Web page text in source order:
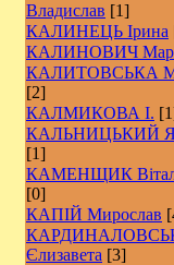
Владислав [1]
КАЛИНЕЦЬ Ірина
КАЛИНОВИЧ
КАЛИТОВСЬКА
[2]
КАЛМИКОВА І.
КАЛЬНИЦЬКИЙ
[1]
КАМЕНЩИК
[0]
КАПІЙ Мирослав
Єлизавета [3]